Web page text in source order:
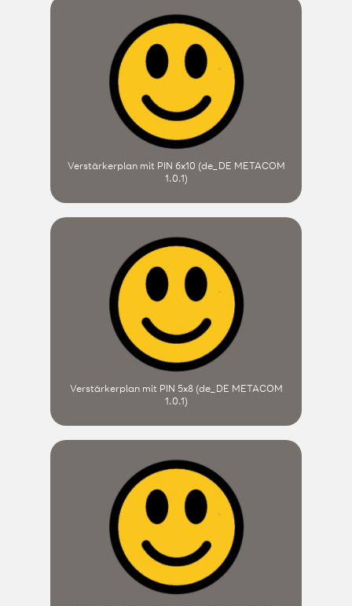
Verstärkerplan mit PIN 6x10 (de_DE METACOM
1.0.1)
Verstärkerplan mit PIN 5x8 (de_DE METACOM
1.0.1)